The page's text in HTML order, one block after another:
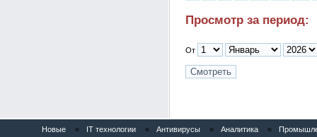
Просмотр за период:
От
Новые « IT технологии « Антивирусы « Аналитика «